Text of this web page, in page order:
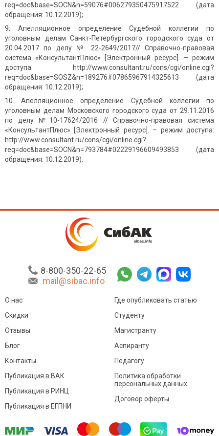
req=doc&base=SOCN&n=59076#006279350475917522 (дата
обращения: 10.12.2019);
Апелляционное определение Судебной коллегии по
уголовным делам Санкт-Петербургского городского суда от
20.04.2017 по делу № 22-2649/2017// Справочно-правовая
система «КонсультантПлюс» [Электронный ресурс]. – режим
доступа: http://www.consultant.ru/cons/cgi/online.cgi?
req=doc&base=SOSZ&n=189276#07865967914325613 (дата
обращения: 10.12.2019);
Апелляционное определение Судебной коллегии по
уголовным делам Московского городского суда от 29.11.2016
по делу №10-17624/2016 // Справочно-правовая система
«КонсультантПлюс» [Электронный ресурс]. – режим доступа:
http://www.consultant.ru/cons/cgi/online.cgi?
req=doc&base=SOCN&n=793784#02229196609493853 (дата
обращения: 10.12.2019).
8-800-350-22-65
mail@sibac.info
О нас
Скидки
Отзывы
Блог
Контакты
Где опубликовать статью
Студенту
Магистранту
Аспиранту
Педагогу
Публикация в ВАК
Публикация в РИНЦ
Публикация в ЕГПНИ
Политика обработки
персональных данных
Договор оферты